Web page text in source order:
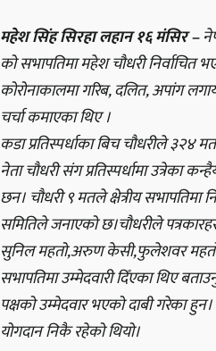
महेश सिंह सिरहा लहान १६ मंसिर –
को सभापतिमा महेश चौधरी निर्वाचित
कोरोनाकालमा गरिब, दलित, अपांग
चर्चा कमाएका थिए ।
कडा प्रतिस्पर्धाका बिच चौधरीले ३२४
नेता चौधरी संग प्रतिस्पर्धामा उत्रेका
छन। चौधरी ९ मतले क्षेत्रीय सभापतिमा
समितिले जनाएको छ।चौधरीले
सुनिल महतो,अरुण केसी,फुलेशवर महतो
सभापतिमा उम्मेदवारी दिँएका थिए
पक्षको उम्मेदवार भएको दाबी गरेका
योगदान निकै रहेको थियो।